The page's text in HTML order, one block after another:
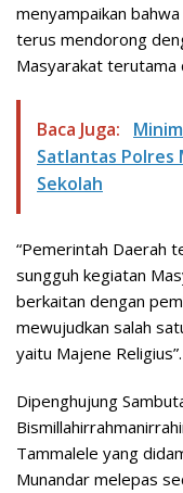
menyampaikan
terus mendorong
Masyarakat terutama
Baca Juga:
Satlantas Polres
Sekolah
“Pemerintah Daerah
sungguh kegiatan
berkaitan dengan
mewujudkan salah
yaitu Majene
Dipenghujung
Tammalele yang
Munandar melepas